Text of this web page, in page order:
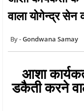
वाला योगेन्द्र
Gondwana Samay
आशा
डकैती करने